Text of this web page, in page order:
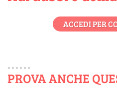
ACCEDI PER
PROVA ANCHE